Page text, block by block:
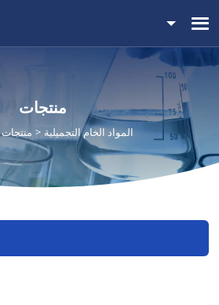
منتجات
منتجات المواد الخام التجميلية